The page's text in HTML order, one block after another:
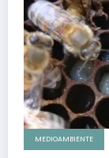
MEDIOAMBIENTE